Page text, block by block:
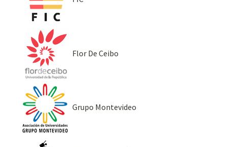
Flor De Ceibo
Grupo Montevideo